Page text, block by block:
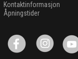
Kontaktinformasjon
Åpningstider